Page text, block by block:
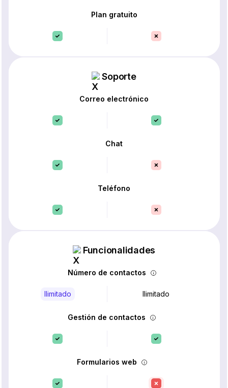
Plan gratuito
Soporte
Correo electrónico
Chat
Teléfono
Funcionalidades
Número de contactos
Ilimitado Ilimitado
Gestión de contactos
Formularios web